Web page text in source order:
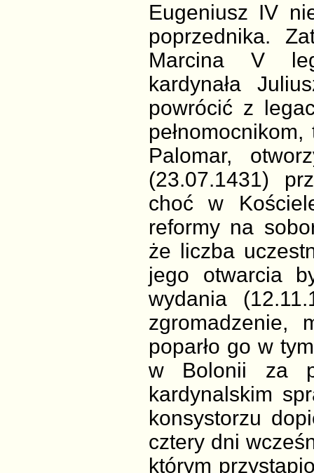
Eugeniusz IV
poprzednika.
Marcina V
kardynała
powrócić z
Palomar,
(23.07.1431)
choć w
reformy na
że liczba
jego otwarcia
wydania
zgromadzenie,
poparło go w
w Bolonii za
kardynalskim
konsystorzu
cztery dni
którym